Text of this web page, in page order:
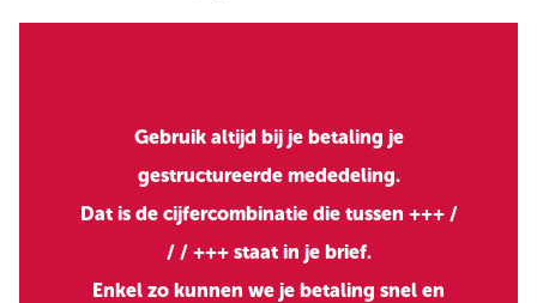
Gebruik altijd bij je betaling je
gestructureerde mededeling.
Dat is de cijfercombinatie die tussen +++ /
/ / +++ staat in je brief.
Enkel zo kunnen we je betaling snel en